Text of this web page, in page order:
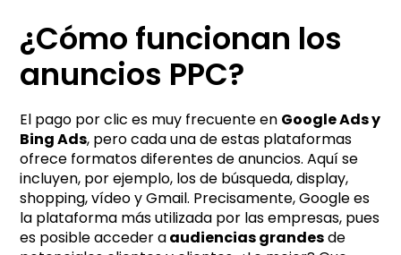
¿Cómo funcionan los
anuncios PPC?
El pago por clic es muy frecuente en Google Ads y
Bing Ads, pero cada una de estas plataformas
ofrece formatos diferentes de anuncios. Aquí se
incluyen, por ejemplo, los de búsqueda, display,
shopping, vídeo y Gmail. Precisamente, Google es
la plataforma más utilizada por las empresas, pues
es posible acceder aaudiencias grandesde